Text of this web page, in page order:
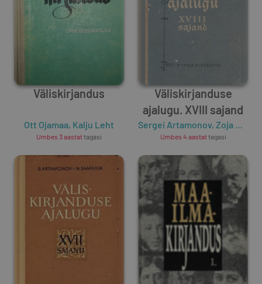
Väliskirjandus
Ott Ojamaa, Kalju Leht
Umbes 3 aastattagasi
Väliskirjanduse
ajalugu. XVIII sajand
Sergei Artamonov, Zoja Graždanskaja
Umbes 4 aastattagasi